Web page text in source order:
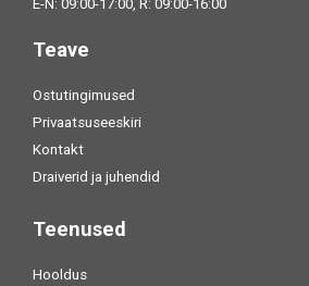
E-N: 09:00-17:00, R: 09:00-16:00
Teave
Ostutingimused
Privaatsuseeskiri
Kontakt
Draiverid ja juhendid
Teenused
Hooldus